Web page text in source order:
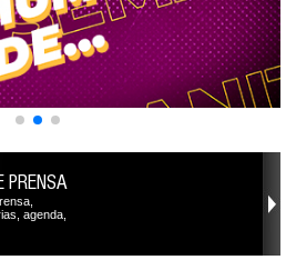
PRENSA
agenda,